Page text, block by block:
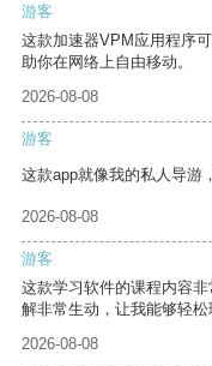
游客
这款加速器VPM应用程序
助你在网络上自由移动。
2026-08-08
游客
这款app就像我的私人导游
2026-08-08
游客
这款学习软件的课程内容
解非常生动，让我能够轻松
2026-08-08